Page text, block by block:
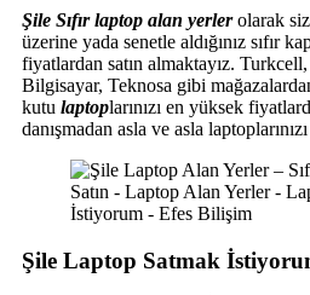
Şile Sıfır laptop alan yerlerolarak
üzerine yada senetle aldığınız sıfır
fiyatlardan satın almaktayız.
Bilgisayar, Teknosa gibi mağazalardan
kutu laptoplarınızı en yüksek
danışmadan asla ve asla
Şile Laptop Satmak